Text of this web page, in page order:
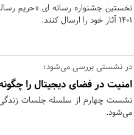
1401 آثار خود را ارسال کنند.
در نشستی بررسی می‌شود؛
امنیت در فضای دیجیتال را
نشست چهارم از سلسله جلسات زندگی
می‌شود.